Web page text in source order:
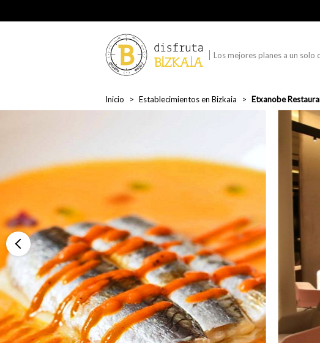
Los mejores planes a un solo
Inicio Establecimientos en Bizkaia Etxanobe